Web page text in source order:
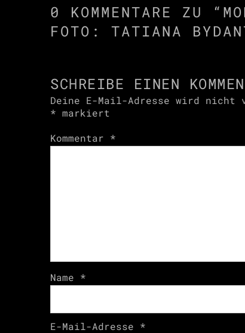
0 KOMMENTARE ZU “
FOTO: TATIANA
SCHREIBE EINEN
Deine E-Mail-Adresse wird
* markiert
Kommentar *
Name *
E-Mail-Adresse *